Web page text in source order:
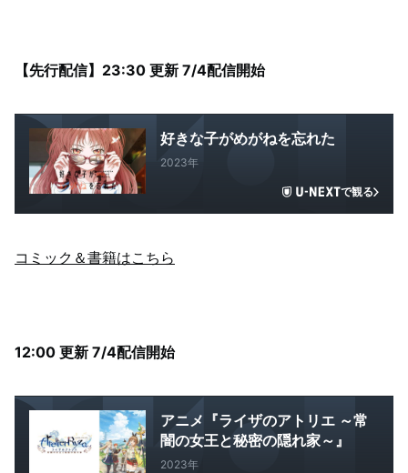
【先行配信】23:30 更新 7/4配信開始
好きな子がめがねを忘れた
2023年
で観る
コミック＆書籍はこちら
12:00 更新 7/4配信開始
アニメ『ライザのアトリエ ～常
闇の女王と秘密の隠れ家～』
2023年